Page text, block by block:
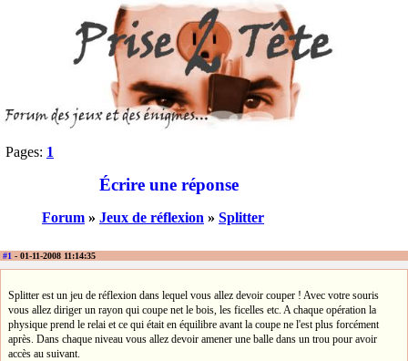
Pages: 1
Écrire une réponse
Forum » Jeux de réflexion » Splitter
#1 - 01-11-2008 11:14:35
Splitter est un jeu de réflexion dans lequel vous allez devoir couper ! Avec votre souris
vous allez diriger un rayon qui coupe net le bois, les ficelles etc. A chaque opération la
physique prend le relai et ce qui était en équilibre avant la coupe ne l'est plus forcément
après. Dans chaque niveau vous allez devoir amener une balle dans un trou pour avoir
accès au suivant.